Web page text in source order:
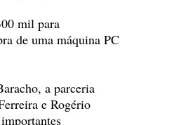
mil para
de uma máquina PC
a parceria
e Rogério